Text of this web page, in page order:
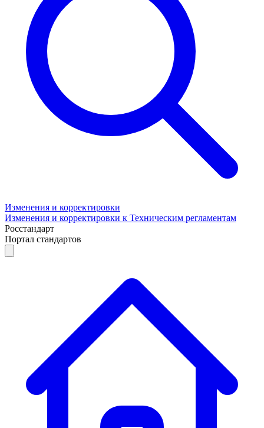
Изменения и корректировки
Изменения и корректировки к Техническим регламентам
Росстандарт
Портал стандартов